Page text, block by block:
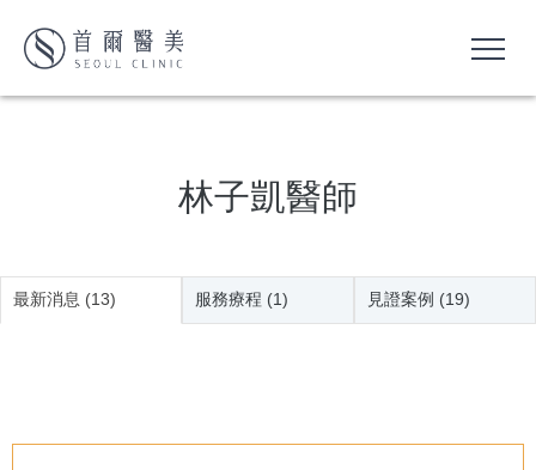
林子凱醫師
最新消息 (13) 服務療程 (1) 見證案例 (19)